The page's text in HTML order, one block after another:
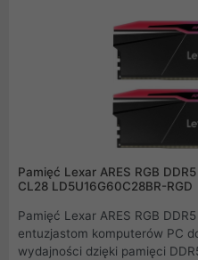
niezawodności i
zaawansowanej technologii,
instalacji, ten dysk SSD
wymagających użytkowników
Pamięć Lexar ARES RGB
CL28 LD5U16G60C28BR-RGD
Pamięć Lexar ARES RGB
entuzjastom komputerów PC
wydajności dzięki pamięci